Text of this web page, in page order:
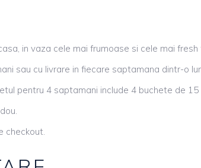
in vaza cele mai frumoase si cele mai fresh
sau cu livrare in fiecare saptamana dintr-o
pentru 4 saptamani include 4 buchete de
checkout.